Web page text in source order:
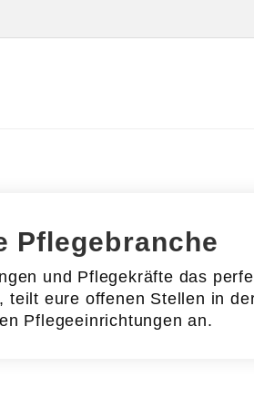
Pflegebranche
und Pflegekräfte das
teilt eure offenen Stellen in
Pflegeeinrichtungen an.